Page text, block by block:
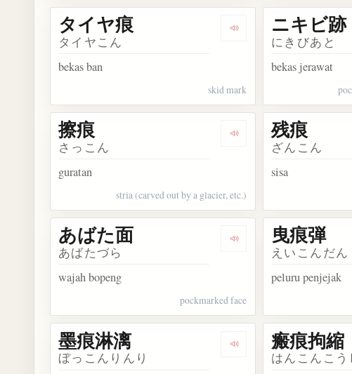
Dengarkan kosakata タイ
タイヤ痕
タイヤこん
bekas ban
skid mark
ニキビ跡
にきびあと
bekas jerawat
Dengarkan kosakata 擦痕
擦痕
さっこん
guratan
stria (carved out by a glacier, etc.)
残痕
ざんこん
sisa
Dengarkan kosakata あば
あばた面
あばたづら
wajah bopeng
pockmarked face
曳痕弾
えいこんだん
peluru penjejak
Dengarkan kosakata 墨痕
墨痕淋漓
ぼっこんりんり
瘢痕拘縮
はんこんこう